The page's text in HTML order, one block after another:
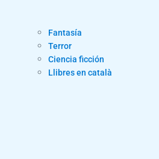
Fantasía
Terror
Ciencia ficción
Llibres en català